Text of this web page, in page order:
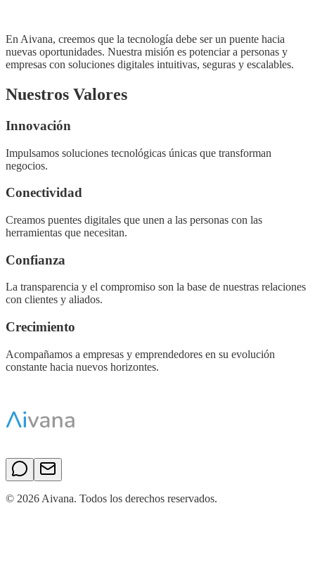
En Aivana, creemos que la tecnología debe ser un puente hacia
nuevas oportunidades. Nuestra misión es potenciar a personas y
empresas con soluciones digitales intuitivas, seguras y escalables.
Nuestros Valores
Innovación
Impulsamos soluciones tecnológicas únicas que transforman
negocios.
Conectividad
Creamos puentes digitales que unen a las personas con las
herramientas que necesitan.
Confianza
La transparencia y el compromiso son la base de nuestras relaciones
con clientes y aliados.
Crecimiento
Acompañamos a empresas y emprendedores en su evolución
constante hacia nuevos horizontes.
© 2026 Aivana. Todos los derechos reservados.